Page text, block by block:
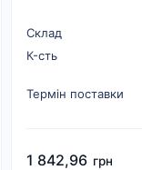
Склад
К-cть
Термін поставки
1 842,96 грн